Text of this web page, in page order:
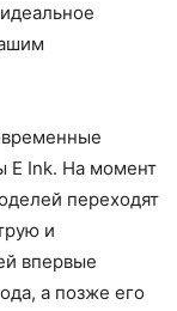
E Ink. На момент
переходят
и
впервые
а позже его